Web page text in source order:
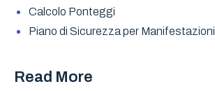
Calcolo Ponteggi
Piano di Sicurezza per Manifestazioni
Read More